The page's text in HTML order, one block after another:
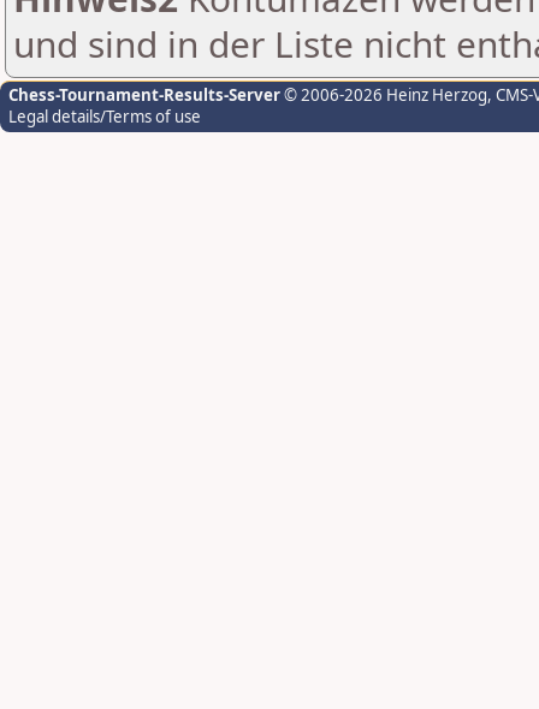
und sind in der Liste nicht
Chess-Tournament-Results-Server© 2006-2026 Heinz Herzog,
Legal details/Terms of use